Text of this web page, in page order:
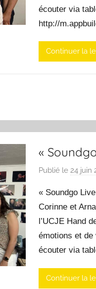
écouter via
http://
Continuer la
«
Publié le 24 juin
« Soundgo
Corinne et
l’UCJE Hand
émotions et
écouter via
Continuer la